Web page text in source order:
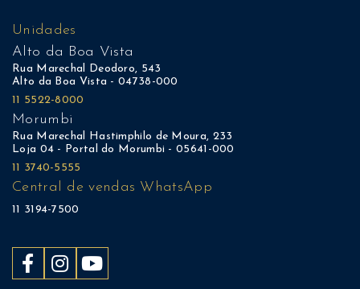
Unidades
Alto da Boa Vista
Rua Marechal Deodoro, 543
Alto da Boa Vista - 04738-000
11 5522-8000
Morumbi
Rua Marechal Hastimphilo de Moura, 233
Loja 04 - Portal do Morumbi - 05641-000
11 3740-5555
Central de vendas WhatsApp
11 3194-7500